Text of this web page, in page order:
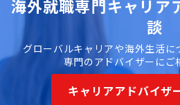
海外就職専門キャリア
談
グローバルキャリアや海外生活に
専門のアドバイザーにご
キャリアアドバイザ